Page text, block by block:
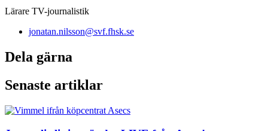
Lärare TV-journalistik
jonatan.nilsson@svf.fhsk.se
Dela gärna
Senaste artiklar